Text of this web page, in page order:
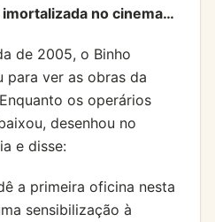
no cinema…
de 2005, o Binho
para ver as obras da
os operários
desenhou no
e disse:
a primeira oficina nesta
sensibilização à